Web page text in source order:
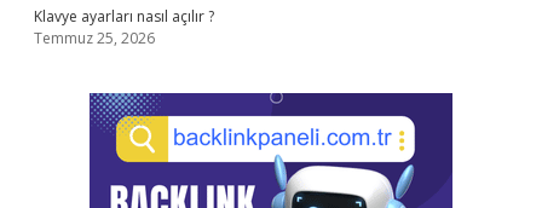
Klavye ayarları nasıl açılır ?
Temmuz 25, 2026